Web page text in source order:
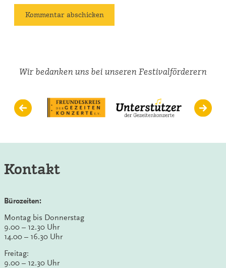
Wir bedanken uns bei unseren Festivalförderern
Kontakt
Bürozeiten:
Montag bis Donnerstag
9.00 – 12.30 Uhr
14.00 – 16.30 Uhr
Freitag:
9.00 – 12.30 Uhr